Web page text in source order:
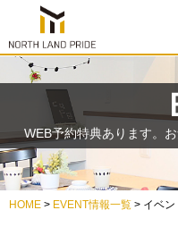
WEB予約特典あります。
HOME > EVENT情報一覧 > イベン